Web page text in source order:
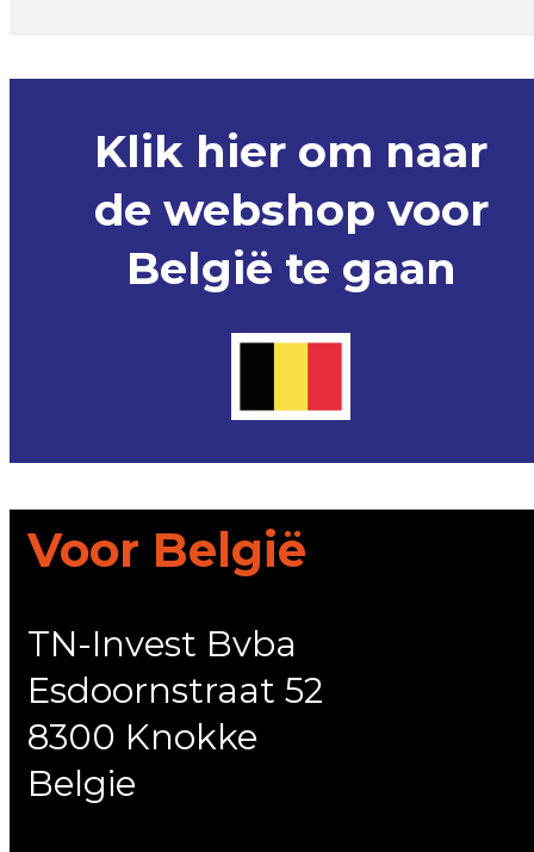
Klik hier om naar
de webshop voor
België te gaan
Voor België
TN-Invest Bvba
Esdoornstraat 52
8300 Knokke
Belgie